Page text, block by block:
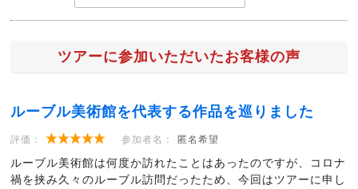
ツアーに参加いただいたお客様の声
ルーブル美術館を代表する作品を巡りました
評価： 参加者名： 匿名希望
ルーブル美術館は何度か訪れたことはあったのですが、コロナ
禍を挟み久々のルーブル訪問だったため、今回はツアーに申し